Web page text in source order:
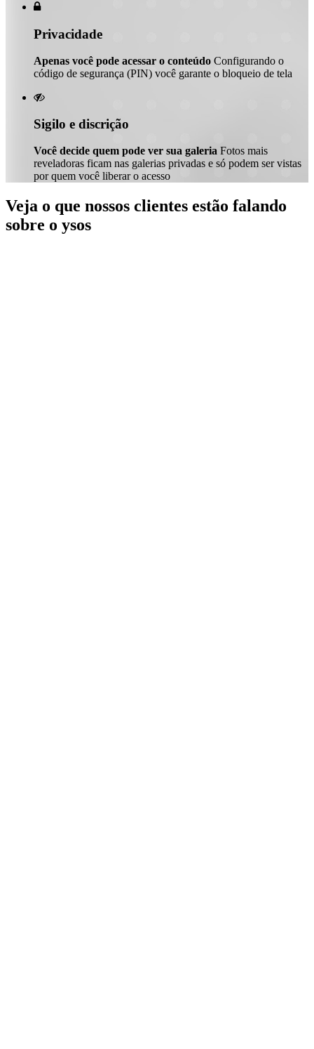

Privacidade
Apenas você pode acessar o conteúdo Configurando o
código de segurança (PIN) você garante o bloqueio de tela

Sigilo e discrição
Você decide quem pode ver sua galeria Fotos mais
reveladoras ficam nas galerias privadas e só podem ser vistas
por quem você liberar o acesso
Veja o que nossos clientes estão falando
sobre o ysos